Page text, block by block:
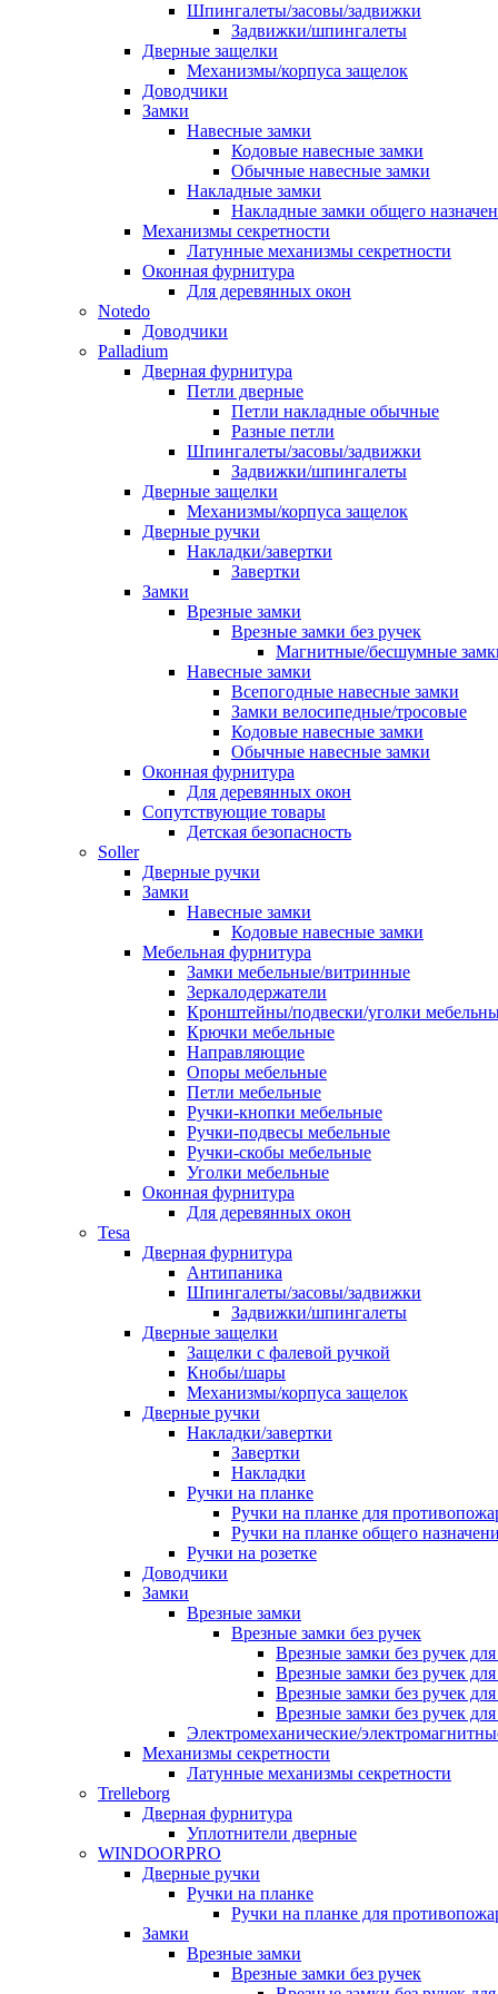
Шпингалеты/засовы/задвижки
Задвижки/шпингалеты
Дверные защелки
Механизмы/корпуса защелок
Доводчики
Замки
Навесные замки
Кодовые навесные замки
Обычные навесные замки
Накладные замки
Накладные замки общего
Механизмы секретности
Латунные механизмы секретности
Оконная фурнитура
Для деревянных окон
Notedo
Доводчики
Palladium
Дверная фурнитура
Петли дверные
Петли накладные обычные
Разные петли
Шпингалеты/засовы/задвижки
Задвижки/шпингалеты
Дверные защелки
Механизмы/корпуса защелок
Дверные ручки
Накладки/завертки
Завертки
Замки
Врезные замки
Врезные замки без ручек
Магнитные/бесшумные
Навесные замки
Всепогодные навесные замки
Замки велосипедные/тросовые
Кодовые навесные замки
Обычные навесные замки
Оконная фурнитура
Для деревянных окон
Сопутствующие товары
Детская безопасность
Soller
Дверные ручки
Замки
Навесные замки
Кодовые навесные замки
Мебельная фурнитура
Замки мебельные/витринные
Зеркалодержатели
Кронштейны/подвески/уголки
Крючки мебельные
Направляющие
Опоры мебельные
Петли мебельные
Ручки-кнопки мебельные
Ручки-подвесы мебельные
Ручки-скобы мебельные
Уголки мебельные
Оконная фурнитура
Для деревянных окон
Tesa
Дверная фурнитура
Антипаника
Шпингалеты/засовы/задвижки
Задвижки/шпингалеты
Дверные защелки
Защелки с фалевой ручкой
Кнобы/шары
Механизмы/корпуса защелок
Дверные ручки
Накладки/завертки
Завертки
Накладки
Ручки на планке
Ручки на планке для
Ручки на планке общего
Ручки на розетке
Доводчики
Замки
Врезные замки
Врезные замки без ручек
Врезные замки без ручек
Врезные замки без ручек
Врезные замки без ручек
Врезные замки без ручек
Электромеханические/
Механизмы секретности
Латунные механизмы секретности
Trelleborg
Дверная фурнитура
Уплотнители дверные
WINDOORPRO
Дверные ручки
Ручки на планке
Ручки на планке для
Замки
Врезные замки
Врезные замки без ручек